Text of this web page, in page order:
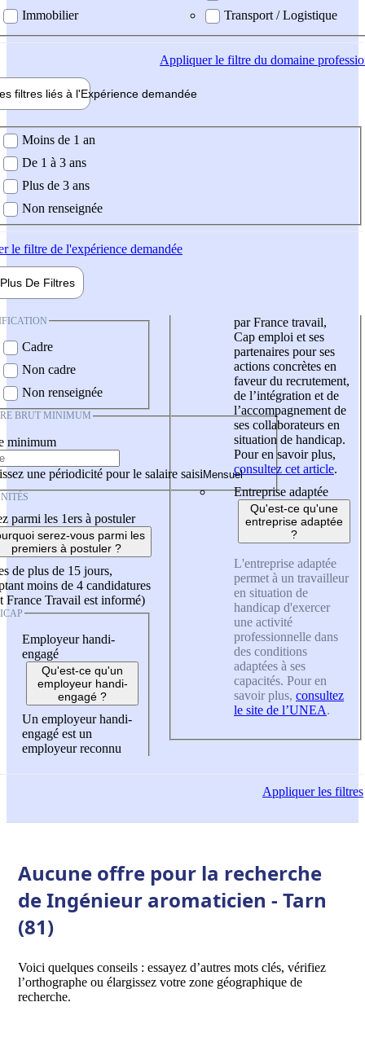
Immobilier
Transport / Logistique
Appliquerle filtre du domaine
filtres liés à l'Expérience demandée
demandée
Moins de 1 an
De 1 à 3 ans
Plus de 3 ans
Non renseignée
le filtre de l'expérience demandée
Plus De Filtres
Cadre
Non cadre
Non renseignée
BRUT MINIMUM
minimum
une périodicité pour le salaire saisi
parmi les 1ers à postuler
serez-vous parmi les
premiers à postuler ?
de plus de 15 jours,
moins de 4 candidatures
France Travail est informé)
Employeur handi-
engagé
Qu'est-ce qu'un
employeur handi-
engagé ?
Un employeur handi-
engagé est un
employeur reconnu
par France travail,
Cap emploi et ses
partenaires pour ses
actions concrètes en
faveur du recrutement,
de l’intégration et de
l’accompagnement de
ses collaborateurs en
situation de handicap.
Pour en savoir plus,
consultez cet article.
Entreprise adaptée
Qu'est-ce qu'une
entreprise adaptée
?
L'entreprise adaptée
permet à un travailleur
en situation de
handicap d'exercer
une activité
professionnelle dans
des conditions
adaptées à ses
capacités. Pour en
savoir plus, consultez
le site de l’UNEA.
Appliquerles filtres
Aucune offre pour la recherche
de Ingénieur aromaticien - Tarn
(81)
Voici quelques conseils : essayez d’autres mots clés, vérifiez
l’orthographe ou élargissez votre zone géographique de
recherche.